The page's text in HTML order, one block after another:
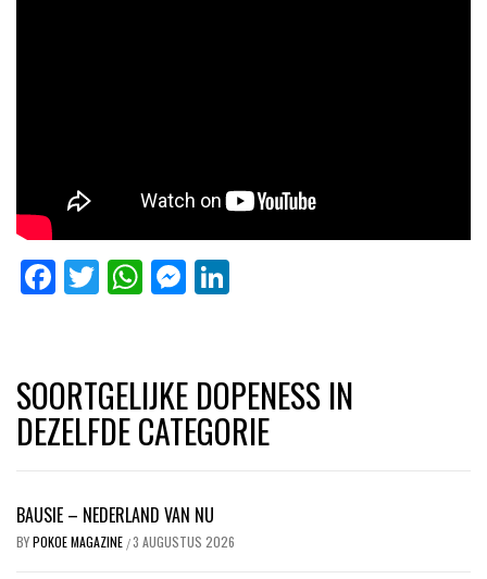
Facebook
Twitter
WhatsApp
Messenger
SOORTGELIJKE DOPENESS IN
DEZELFDE CATEGORIE
BAUSIE – NEDERLAND VAN NU
BYPOKOE MAGAZINE /3 AUGUSTUS 2026